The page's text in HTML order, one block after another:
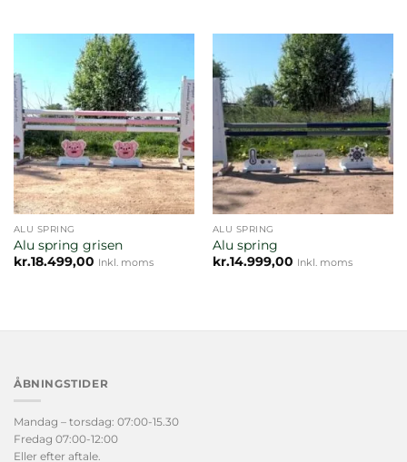
ALU SPRING
Alu spring grisen
kr.18.499,00 Inkl. moms
ALU SPRING
Alu spring
kr.14.999,00 Inkl. moms
ÅBNINGSTIDER
Mandag – torsdag: 07:00-15.30
Fredag 07:00-12:00
Eller efter aftale.